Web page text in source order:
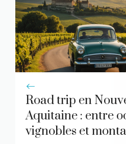
Road trip en
Aquitaine : entre
vignobles et